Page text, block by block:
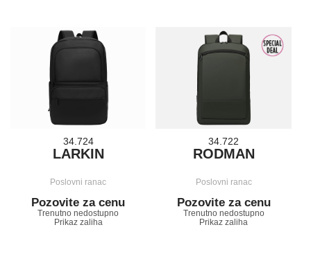
34.724
LARKIN
Poslovni ranac
Pozovite za cenu
Trenutno nedostupno
Prikaz zaliha
34.722
RODMAN
Poslovni ranac
Pozovite za cenu
Trenutno nedostupno
Prikaz zaliha